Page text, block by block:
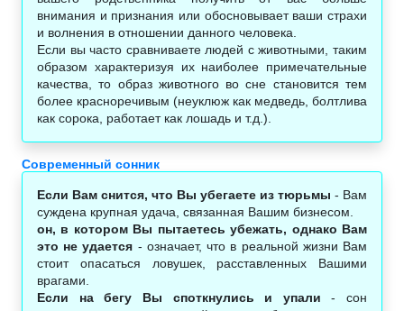
внимания и признания или обосновывает ваши страхи
и волнения в отношении данного человека.
Если вы часто сравниваете людей с животными, таким
образом характеризуя их наиболее примечательные
качества, то образ животного во сне становится тем
более красноречивым (неуклюж как медведь, болтлива
как сорока, работает как лошадь и т.д.).
Современный сонник
Если Вам снится, что Вы убегаете из тюрьмы - Вам
суждена крупная удача, связанная Вашим бизнесом.
он, в котором Вы пытаетесь убежать, однако Вам
это не удается - означает, что в реальной жизни Вам
стоит опасаться ловушек, расставленных Вашими
врагами.
Если на бегу Вы споткнулись и упали - сон